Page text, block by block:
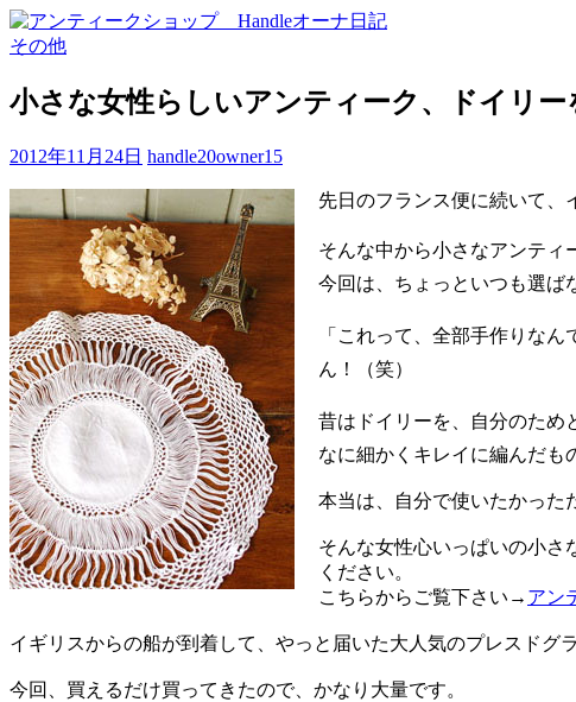
その他
小さな女性らしいアンティーク、ドイリー
2012年11月24日 handle20owner15
先日のフランス便に続いて、
そんな中から小さなアンティ
今回は、ちょっといつも選ば
「これって、全部手作りな
ん！（笑）
昔はドイリーを、自分のため
なに細かくキレイに編んだも
本当は、自分で使いたかった
そんな女性心いっぱいの小さ
ください。
こちらからご覧下さい→ アン
イギリスからの船が到着して、やっと届いた大人気のプレスドグラ
今回、買えるだけ買ってきたので、かなり大量です。